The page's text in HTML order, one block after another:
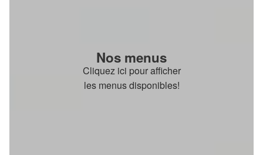
Nos menus
Cliquez ici pour afficher
les menus disponibles!